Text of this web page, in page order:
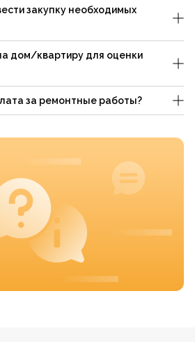
закупку необходимых
дом/квартиру для оценки
за ремонтные работы?